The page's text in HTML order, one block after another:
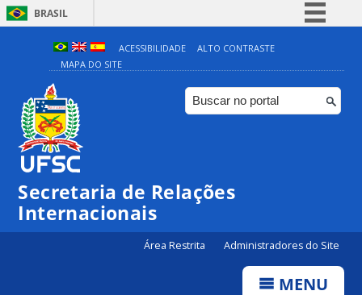
BRASIL
Simplifique!
Comunica BR
Participe
ACESSIBILIDADE
ALTO CONTRASTE
MAPA DO SITE
Secretaria de Relações
Internacionais
Área Restrita Administradores do Site
MENU